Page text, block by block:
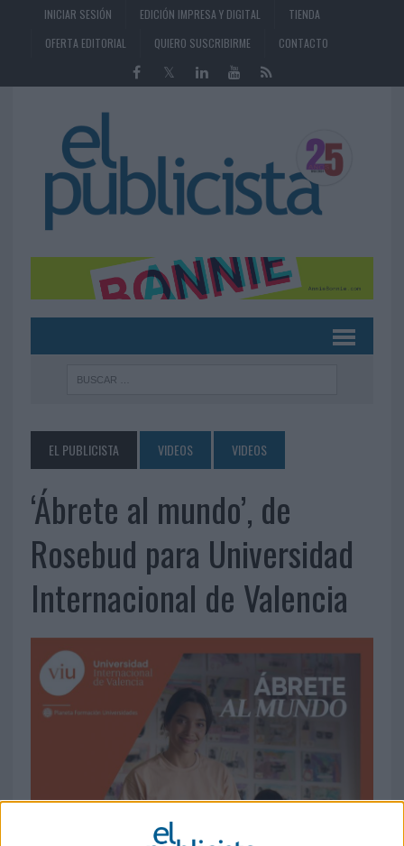
INICIAR SESIÓN EDICIÓN IMPRESA Y DIGITAL
TIENDA
OFERTA EDITORIAL
QUIERO SUSCRIBIRME CONTACTO
EL PUBLICISTA VIDEOS VIDEOS
‘Ábrete al mundo’, de
Rosebud para Universidad
Internacional de Valencia